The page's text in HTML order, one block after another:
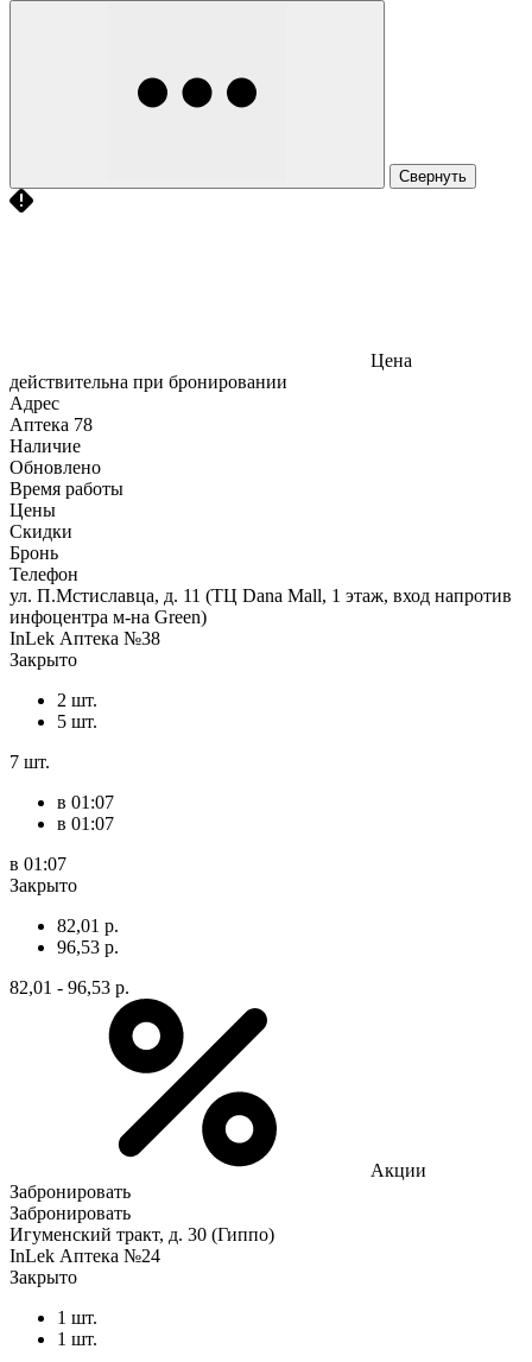
Свернуть
Цена
действительна при бронировании
Адрес
Аптека 78
Наличие
Обновлено
Время работы
Цены
Скидки
Бронь
Телефон
ул. П.Мстиславца, д. 11 (ТЦ Dana Mall, 1 этаж, вход напротив
инфоцентра м-на Green)
InLek Аптека №38
Закрыто
2 шт.
5 шт.
7 шт.
в 01:07
в 01:07
в 01:07
Закрыто
82,01 р.
96,53 р.
82,01 - 96,53 р.
Акции
Забронировать
Забронировать
Игуменский тракт, д. 30 (Гиппо)
InLek Аптека №24
Закрыто
1 шт.
1 шт.